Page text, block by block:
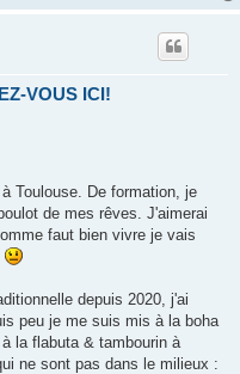
VOUS ICI!
Toulouse. De formation, je
de mes rêves. J'aimerai
faut bien vivre je vais
depuis 2020, j'ai
peu je me suis mis à la boha
la flabuta & tambourin à
ne sont pas dans le milieux :